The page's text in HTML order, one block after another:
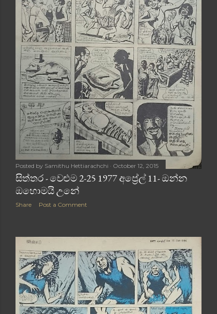
Posted by Samithu Hettiarachchi October 12, 2015
සිත්තර - වෙළුම 2-25 1977 අප්‍රේල් 11- ඔන්න
ඔහොමයි උනේ
Share Post a Comment